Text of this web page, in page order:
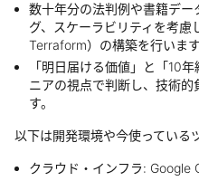
数十年分の法判例や書籍デ
グ、スケーラビリティを考
Terraform）の構築を行います
「明日届ける価値」と「10
ニアの視点で判断し、技術
す。
以下は開発環境や今使っている
クラウド・インフラ: Google